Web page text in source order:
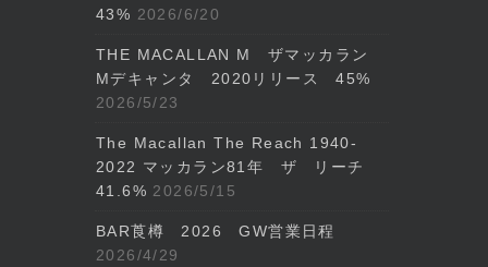
43% 2026/6/20
THE MACALLAN M ザマッカラン
Mデキャンタ 2020リリース 45%
2026/5/23
The Macallan The Reach 1940-
2022 マッカラン81年 ザ リーチ
41.6% 2026/5/15
BAR莨樽 2026 GW営業日程
2026/4/29